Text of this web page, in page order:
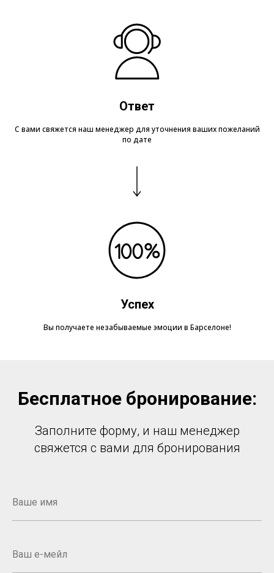
Ответ
С вами свяжется наш менеджер для уточнения ваших пожеланий
по дате
Успех
Вы получаете незабываемые эмоции в Барселоне!
Бесплатное бронирование:
Заполните форму, и наш менеджер
свяжется с вами для бронирования